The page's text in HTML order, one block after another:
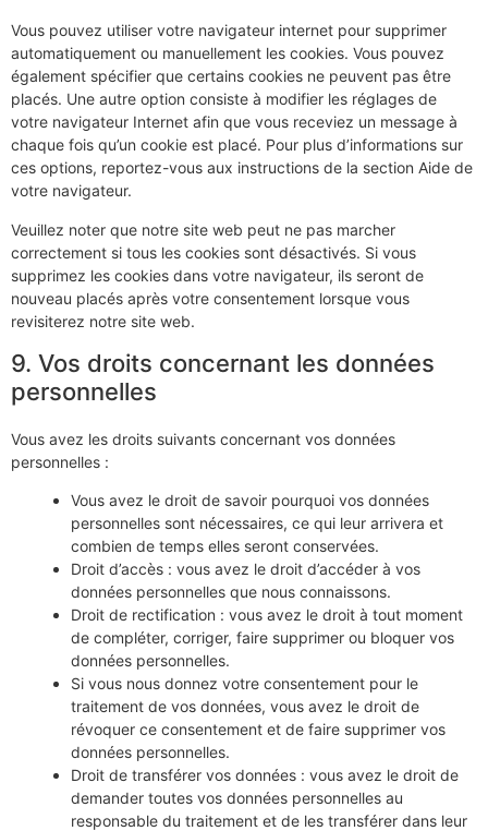
Vous pouvez utiliser votre navigateur internet pour supprimer
automatiquement ou manuellement les cookies. Vous pouvez
également spécifier que certains cookies ne peuvent pas être
placés. Une autre option consiste à modifier les réglages de
votre navigateur Internet afin que vous receviez un message à
chaque fois qu’un cookie est placé. Pour plus d’informations sur
ces options, reportez-vous aux instructions de la section Aide de
votre navigateur.
Veuillez noter que notre site web peut ne pas marcher
correctement si tous les cookies sont désactivés. Si vous
supprimez les cookies dans votre navigateur, ils seront de
nouveau placés après votre consentement lorsque vous
revisiterez notre site web.
9. Vos droits concernant les données
personnelles
Vous avez les droits suivants concernant vos données
personnelles :
Vous avez le droit de savoir pourquoi vos données
personnelles sont nécessaires, ce qui leur arrivera et
combien de temps elles seront conservées.
Droit d’accès : vous avez le droit d’accéder à vos
données personnelles que nous connaissons.
Droit de rectification : vous avez le droit à tout moment
de compléter, corriger, faire supprimer ou bloquer vos
données personnelles.
Si vous nous donnez votre consentement pour le
traitement de vos données, vous avez le droit de
révoquer ce consentement et de faire supprimer vos
données personnelles.
Droit de transférer vos données : vous avez le droit de
demander toutes vos données personnelles au
responsable du traitement et de les transférer dans leur